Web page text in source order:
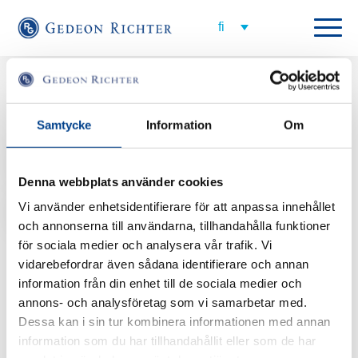
Samtycke Information Om
Denna webbplats använder cookies
Vi använder enhetsidentifierare för att anpassa innehållet
och annonserna till användarna, tillhandahålla funktioner
för sociala medier och analysera vår trafik. Vi
vidarebefordrar även sådana identifierare och annan
information från din enhet till de sociala medier och
annons- och analysföretag som vi samarbetar med.
Dessa kan i sin tur kombinera informationen med annan
information som du har tillhandahållit eller som de har
National Sales Manager Fertility, Denmark
holbyj@gedeonrichter.com
Jeanne Holby
Jeanne on Tanskan National Sales Manager Fertility. Hän vastaa
yhteistyöstä Tanskan IVF-klinikoiden kanssa. Jeanne toimi aiemmin
samoissa tehtävissä Finox Biotechissa, joka on vuodesta 2017 kuulunut
Jeanne on kandidaatin tutkinto kansainvälisestä markkinoinnista ja hän on